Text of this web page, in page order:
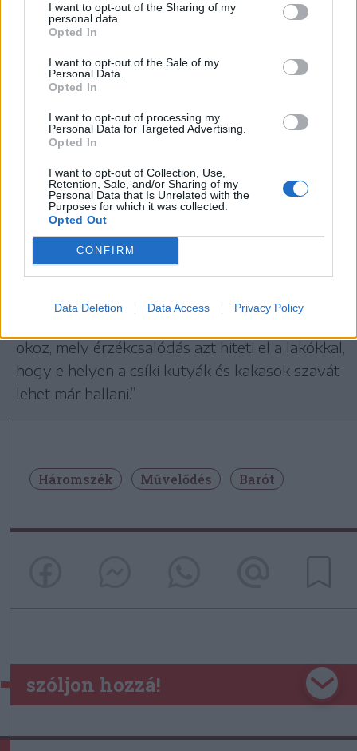
I want to opt-out of the Sharing of my
personal data.
Opted In
I want to opt-out of the Sale of my
Personal Data.
Opted In
I want to opt-out of processing my
Personal Data for Targeted Advertising.
Opted In
I want to opt-out of Collection, Use,
Retention, Sale, and/or Sharing of my
Personal Data that Is Unrelated with the
Purposes for which it was collected.
Opted Out
CONFIRM
Data Deletion Data Access Privacy Policy
„Korán reggel megindulánk Almásról, két öreg
barlangfeljárását, ha netán elromlott volna,
megigazítsák. Velünk jöttek e barlangot
megszemlélni Lázár Kálmán és U. L. nejei, két
testvérhölgy, a székely nők azon mintaképei,
rajzolni gyöngéd arccal, erős szívvel, mert
valóban erős szív kell ahhoz, hogy hölgyek e
barlangba jutásra elszánják magukat. Itt
hallatszanak a csodálatos hangok, mintha a föld
feletti kutyák ugatása és kakas kukorékolása
hallatszanék ide alá, mit a föld alatt elzúgó
okoz, mely érzékcsalódás azt hiteti el a lakókkal,
hogy e helyen a csíki kutyák és kakasok szavát
lehet már hallani.”
Háromszék Művelődés Barót
szóljon hozzá!